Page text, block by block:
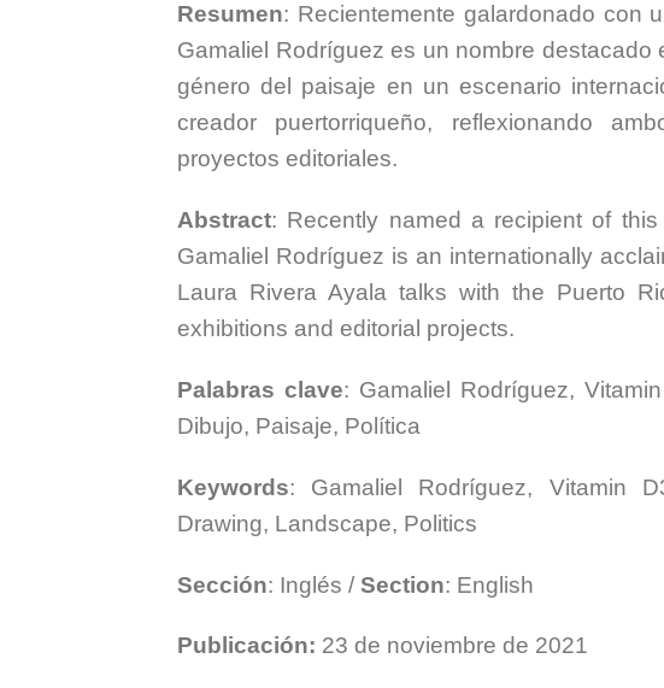
Resumen: Recientemente galardonado con
Gamaliel Rodríguez es un nombre
género del paisaje en un escenario
creador puertorriqueño, reflexionando
proyectos editoriales.
Abstract: Recently named a recipient of this
Gamaliel Rodríguez is an internationally
Laura Rivera Ayala talks with the Puerto
exhibitions and editorial projects.
Palabras clave: Gamaliel Rodríguez,
Dibujo, Paisaje, Política
Keywords: Gamaliel Rodríguez, Vitamin
Drawing, Landscape, Politics
Sección: Inglés / Section: English
Publicación: 23 de noviembre de 2021